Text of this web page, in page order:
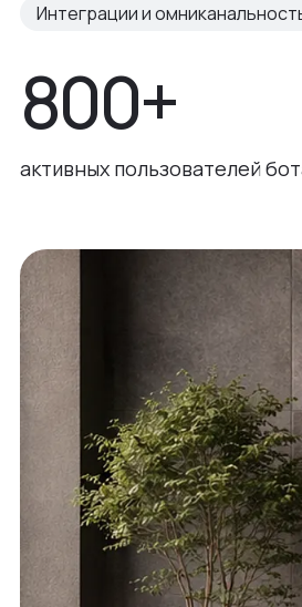
Интеграции и
800+
активных пользователей